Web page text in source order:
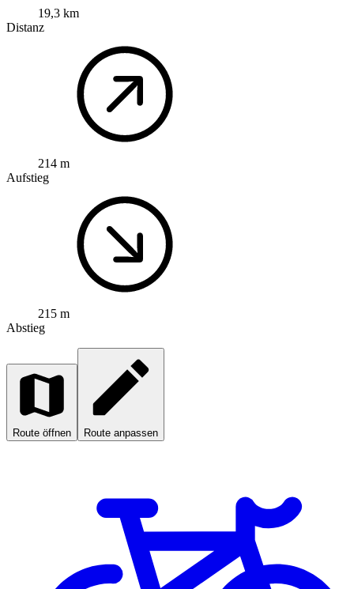
19,3 km
Distanz
214 m
Aufstieg
215 m
Abstieg
Route öffnen Route anpassen